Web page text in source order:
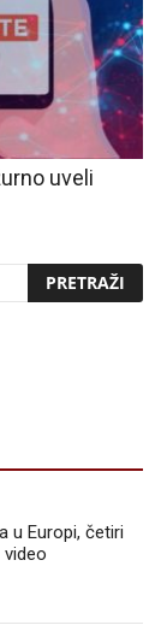
uveli
u Europi, četiri